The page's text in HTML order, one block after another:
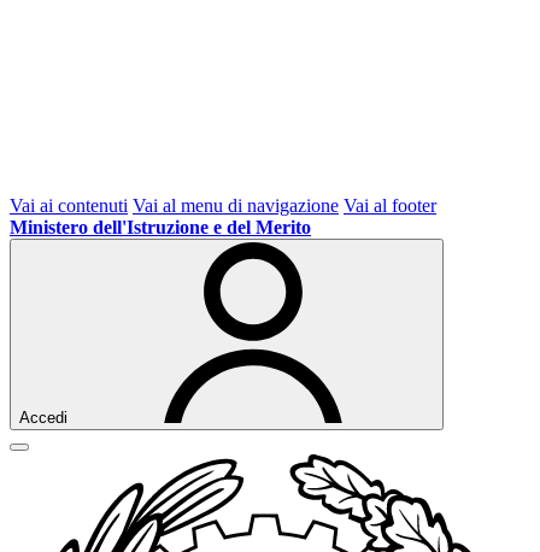
Vai ai contenuti Vai al menu di navigazione Vai al footer
Ministero dell'Istruzione e del Merito
Accedi